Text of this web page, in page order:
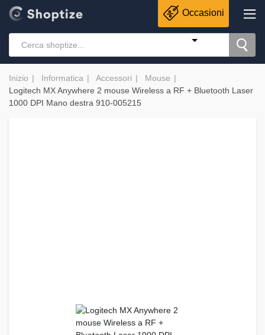
Occasioni
Inizio Informatica Accessori
Mouse
Logitech MX Anywhere 2 mouse Wireless a RF + Bluetooth Laser
1000 DPI Mano destra 910-005215